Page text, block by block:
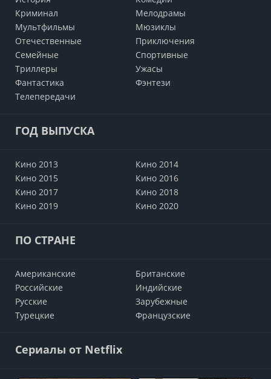
Криминал
Мелодрамы
Мультфильмы
Мюзиклы
Отечественные
Приключения
Семейные
Cпортивные
Триллеры
Ужасы
Фантастика
Фэнтези
Телепередачи
ГОД ВЫПУСКА
Кино 2013
Кино 2014
Кино 2015
Кино 2016
Кино 2017
Кино 2018
Кино 2019
Кино 2020
ПО СТРАНЕ
Американские
Британские
Российские
Индийские
Русские
Зарубежные
Турецкие
Французские
Сериалы от Netflix